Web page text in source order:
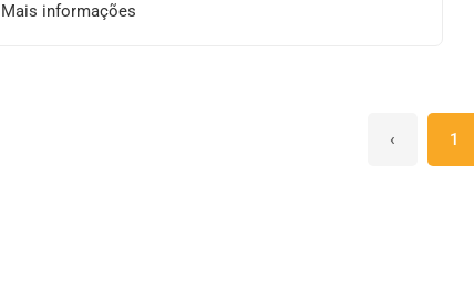
Mais informações
‹ 1